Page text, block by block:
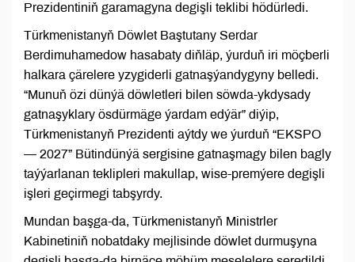
Prezidentiniň garamagyna degişli teklibi hödürledi.
Türkmenistanyň Döwlet Baştutany Serdar
Berdimuhamedow hasabaty diňläp, ýurduň iri möçberli
halkara çärelere yzygiderli gatnaşýandygyny belledi.
“Munuň özi dünýä döwletleri bilen söwda-ykdysady
gatnaşyklary ösdürmäge ýardam edýär” diýip,
Türkmenistanyň Prezidenti aýtdy we ýurduň “EKSPO
— 2027” Bütindünýä sergisine gatnaşmagy bilen bagly
taýýarlanan teklipleri makullap, wise-premýere degişli
işleri geçirmegi tabşyrdy.
Mundan başga-da, Türkmenistanyň Ministrler
Kabinetiniň nobatdaky mejlisinde döwlet durmuşyna